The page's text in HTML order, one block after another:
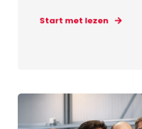
Start met lezen